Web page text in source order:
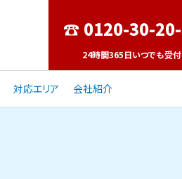
24時間365日いつでも受付
対応エリア 会社紹介